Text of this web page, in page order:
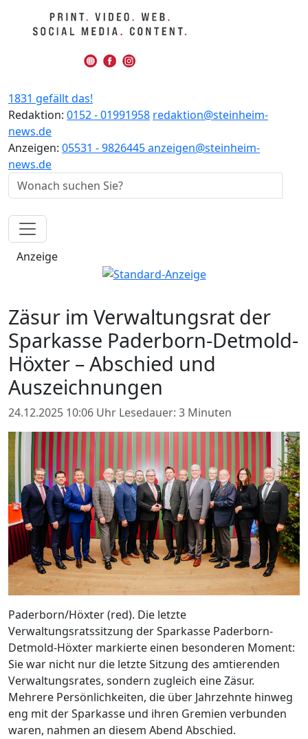
1831 gefällt das!
Redaktion: 0152 - 01991958 redaktion@steinheim-
news.de
Anzeigen: 05531 - 9826445anzeigen@steinheim-
news.de
Anzeige
Zäsur im Verwaltungsrat der
Sparkasse Paderborn-Detmold-
Höxter – Abschied und
Auszeichnungen
24.12.2025 10:06 Uhr Lesedauer: 3 Minuten
Paderborn/Höxter (red). Die letzte
Verwaltungsratssitzung der Sparkasse Paderborn-
Detmold-Höxter markierte einen besonderen Moment:
Sie war nicht nur die letzte Sitzung des amtierenden
Verwaltungsrates, sondern zugleich eine Zäsur.
Mehrere Persönlichkeiten, die über Jahrzehnte hinweg
eng mit der Sparkasse und ihren Gremien verbunden
waren, nahmen an diesem Abend Abschied.